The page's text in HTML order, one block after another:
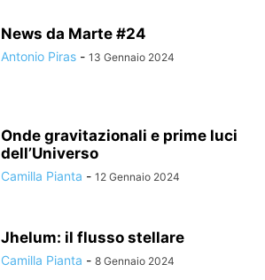
News da Marte #24
Antonio Piras - 13 Gennaio 2024
Onde gravitazionali e prime luci
dell’Universo
Camilla Pianta - 12 Gennaio 2024
Jhelum: il flusso stellare
Camilla Pianta - 8 Gennaio 2024